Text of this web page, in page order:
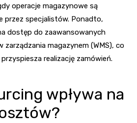
operacje magazynowe są
przez specjalistów. Ponadto,
dostęp do zaawansowanych
magazynem (WMS), co
realizację zamówień.
wpływa na